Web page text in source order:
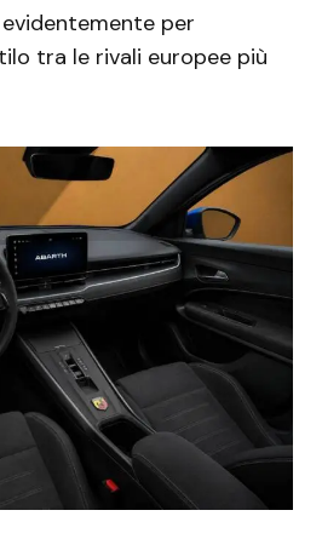
per
tra le rivali europee più